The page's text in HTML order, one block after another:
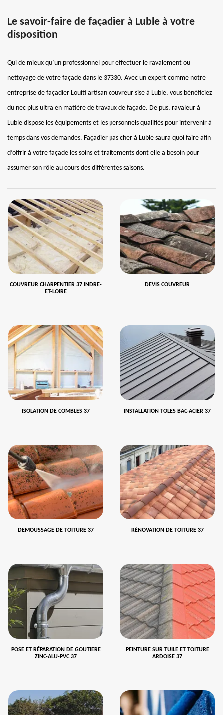
Le savoir-faire de façadier à Luble à votre
disposition
Qui de mieux qu’un professionnel pour effectuer le ravalement ou
nettoyage de votre façade dans le 37330. Avec un expert comme notre
entreprise de façadier Louiti artisan couvreur sise à Luble, vous bénéficiez
du nec plus ultra en matière de travaux de façade. De pus, ravaleur à
Luble dispose les équipements et les personnels qualifiés pour intervenir à
temps dans vos demandes. Façadier pas cher à Luble saura quoi faire afin
d’offrir à votre façade les soins et traitements dont elle a besoin pour
assumer son rôle au cours des différentes saisons.
COUVREUR CHARPENTIER 37 INDRE-
ET-LOIRE
DEVIS COUVREUR
ISOLATION DE COMBLES 37 INSTALLATION TOLES BAC-ACIER 37
DEMOUSSAGE DE TOITURE 37 RÉNOVATION DE TOITURE 37
POSE ET RÉPARATION DE GOUTIERE
ZINC-ALU-PVC 37
PEINTURE SUR TUILE ET TOITURE
ARDOISE 37